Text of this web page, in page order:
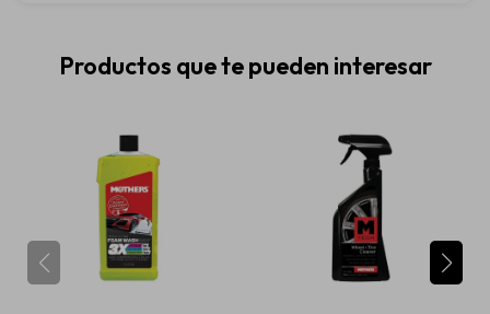
Productos que te pueden interesar